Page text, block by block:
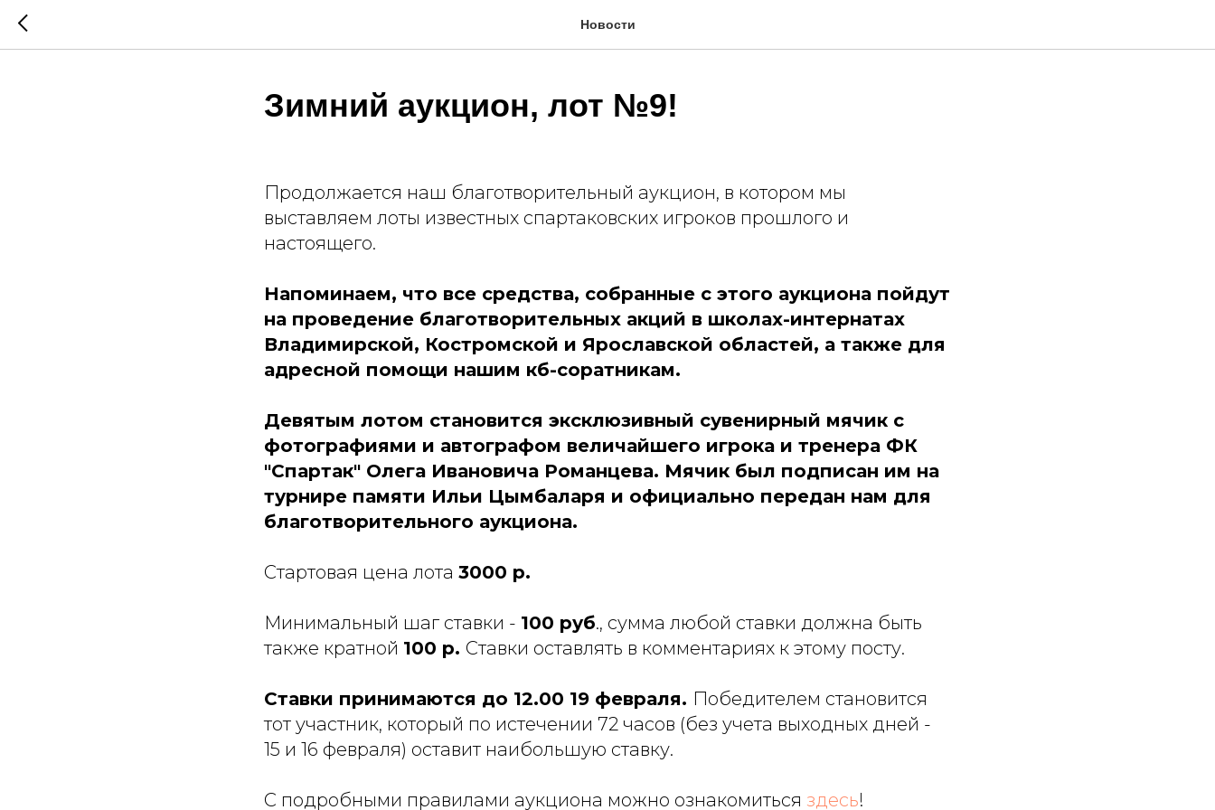
Новости
Зимний аукцион, лот №9!
Продолжается наш благотворительный аукцион, в котором мы
выставляем лоты известных спартаковских игроков прошлого и
настоящего.
Напоминаем, что все средства, собранные с этого аукциона пойдут
на проведение благотворительных акций в школах-интернатах
Владимирской, Костромской и Ярославской областей, а также для
адресной помощи нашим кб-соратникам.
Девятым лотом становится эксклюзивный сувенирный мячик с
фотографиями и автографом величайшего игрока и тренера ФК
"Спартак" Олега Ивановича Романцева. Мячик был подписан им на
турнире памяти Ильи Цымбаларя и официально передан нам для
благотворительного аукциона.
Стартовая цена лота 3000 р.
Минимальный шаг ставки - 100 руб., сумма любой ставки должна быть
также кратной 100 р. Ставки оставлять в комментариях к этому посту.
Ставки принимаются до 12.00 19 февраля. Победителем становится
тот участник, который по истечении 72 часов (без учета выходных дней -
15 и 16 февраля) оставит наибольшую ставку.
С подробными правилами аукциона можно ознакомиться здесь!